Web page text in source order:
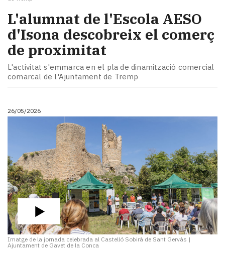
L'alumnat de l'Escola AESO
d'Isona descobreix el comerç
de proximitat
L'activitat s'emmarca en el pla de dinamització comercial
comarcal de l'Ajuntament de Tremp
26/05/2026
Imatge de la jornada celebrada al Castelló Sobirà de Sant Gervàs |
Ajuntament de Gavet de la Conca